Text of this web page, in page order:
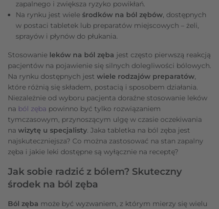
zapalnego i zwiększa ryzyko powikłań.
Na rynku jest wiele środków na ból zębów, dostępnych
w postaci tabletek lub preparatów miejscowych – żeli,
sprayów i płynów do płukania.
Stosowanie leków na ból zęba jest często pierwszą reakcją
pacjentów na pojawienie się silnych dolegliwości bólowych.
Na rynku dostępnych jest wiele rodzajów preparatów,
które różnią się składem, postacią i sposobem działania.
Niezależnie od wyboru pacjenta doraźne stosowanie leków
na ból zęba powinno być tylko rozwiązaniem
tymczasowym, przynoszącym ulgę w czasie oczekiwania
na wizytę u specjalisty. Jaka tabletka na ból zęba jest
najskuteczniejsza? Co można zastosować na stan zapalny
zęba i jakie leki dostępne są wyłącznie na receptę?
Jak sobie radzić z bólem? Skuteczny
środek na ból zęba
Ból zęba może być wyzwaniem, z którym mierzy się wielu